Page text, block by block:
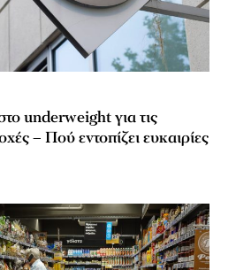
underweight για τις
– Πού εντοπίζει ευκαιρίες